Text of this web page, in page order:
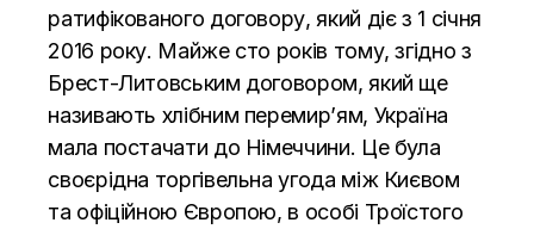
ратифікованого договору, який діє з 1 січня
2016 року. Майже сто років тому, згідно з
Брест-Литовським договором, який ще
називають хлібним перемир’ям, Україна
мала постачати до Німеччини. Це була
своєрідна торгівельна угода між Києвом
та офіційною Європою, в особі Троїстого